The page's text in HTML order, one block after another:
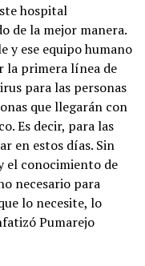
hospital
de la mejor manera.
y ese equipo humano
la primera línea de
para las personas
que llegarán con
Es decir, para las
en estos días. Sin
el conocimiento de
necesario para
lo necesite, lo
Pumarejo